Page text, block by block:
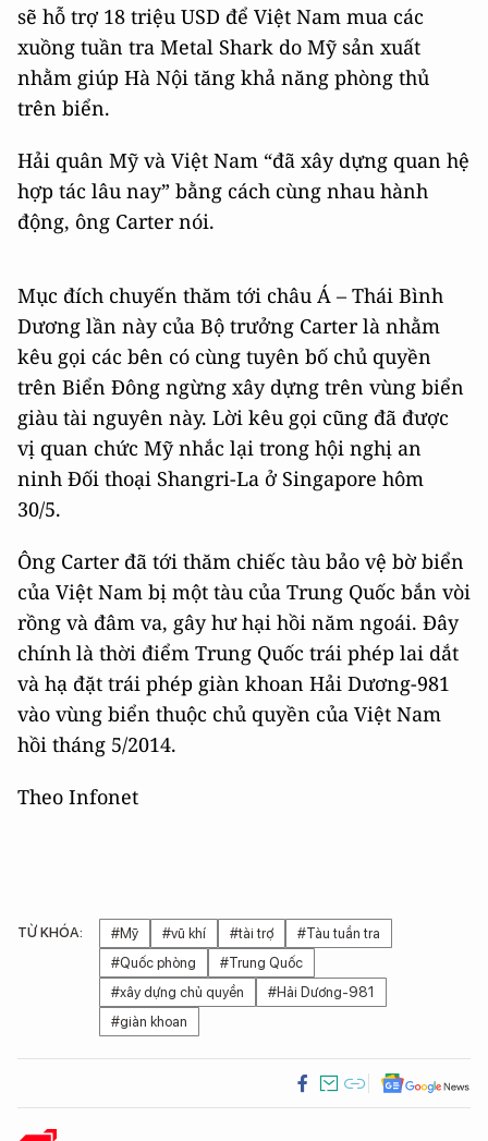
sẽ hỗ trợ 18 triệu USD để Việt Nam mua các
xuồng tuần tra Metal Shark do Mỹ sản xuất
nhằm giúp Hà Nội tăng khả năng phòng thủ
trên biển.
Hải quân Mỹ và Việt Nam “đã xây dựng quan hệ
hợp tác lâu nay” bằng cách cùng nhau hành
động, ông Carter nói.
Mục đích chuyến thăm tới châu Á – Thái Bình
Dương lần này của Bộ trưởng Carter là nhằm
kêu gọi các bên có cùng tuyên bố chủ quyền
trên Biển Đông ngừng xây dựng trên vùng biển
giàu tài nguyên này. Lời kêu gọi cũng đã được
vị quan chức Mỹ nhắc lại trong hội nghị an
ninh Đối thoại Shangri-La ở Singapore hôm
30/5.
Ông Carter đã tới thăm chiếc tàu bảo vệ bờ biển
của Việt Nam bị một tàu của Trung Quốc bắn vòi
rồng và đâm va, gây hư hại hồi năm ngoái. Đây
chính là thời điểm Trung Quốc trái phép lai dắt
và hạ đặt trái phép giàn khoan Hải Dương-981
vào vùng biển thuộc chủ quyền của Việt Nam
hồi tháng 5/2014.
Theo Infonet
TỪ KHÓA: #Mỹ #vũ khí #tài trợ
#Tàu tuần tra
#Quốc phòng
#Trung Quốc
#xây dựng chủ quyền
#Hải Dương-981
#giàn khoan